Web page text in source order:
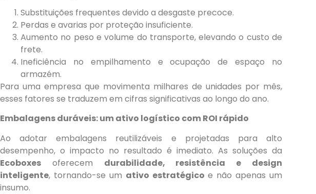
Substituições frequentes devido a desgaste precoce.
Perdas e avarias por proteção insuficiente.
Aumento no peso e volume do transporte, elevando o custo de
frete.
Ineficiência no empilhamento e ocupação de espaço no
armazém.
Para uma empresa que movimenta milhares de unidades por mês,
esses fatores se traduzem em cifras significativas ao longo do ano.
Embalagens duráveis: um ativo logístico com ROI rápido
Ao adotar embalagens reutilizáveis e projetadas para alto
desempenho, o impacto no resultado é imediato. As soluções da
Ecoboxes oferecem durabilidade, resistência e design
inteligente, tornando-se um ativo estratégico e não apenas um
insumo.